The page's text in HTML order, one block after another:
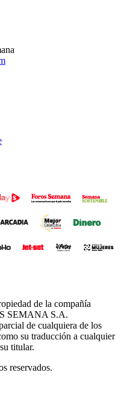
de la compañía
SEMANA S.A.
de cualquiera de los
su traducción a cualquier
titular.
reservados.